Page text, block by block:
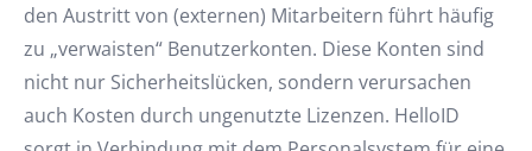
den Austritt von (externen) Mitarbeitern führt häufig
zu „verwaisten“ Benutzerkonten. Diese Konten sind
nicht nur Sicherheitslücken, sondern verursachen
auch Kosten durch ungenutzte Lizenzen. HelloID